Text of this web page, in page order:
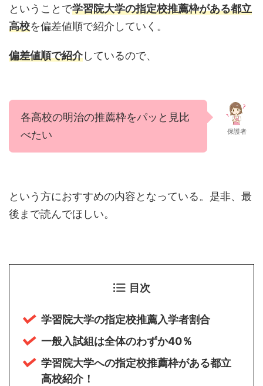
ということで学習院大学の指定校推薦枠がある都立
高校を偏差値順で紹介していく。
偏差値順で紹介しているので、
各高校の明治の推薦枠をパッと見比
べたい
保護者
という方におすすめの内容となっている。是非、最
後まで読んでほしい。
目次
学習院大学の指定校推薦入学者割合
一般入試組は全体のわずか40％
学習院大学への指定校推薦枠がある都立
高校紹介！